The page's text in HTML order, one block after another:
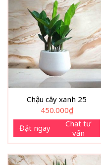
Chậu cây xanh 25
450.000₫
Đặt ngay
Chat tư
vấn